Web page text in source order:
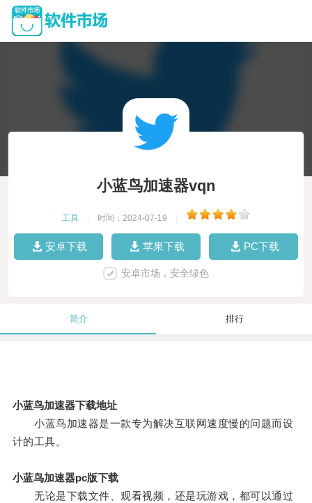
小蓝鸟加速器vqn
工具 时间：2024-07-19
安卓下载 苹果下载 PC下载
安卓市场，安全绿色
简介 排行
小蓝鸟加速器下载地址
小蓝鸟加速器是一款专为解决互联网速度慢的问题而设
计的工具。
小蓝鸟加速器pc版下载
无论是下载文件、观看视频，还是玩游戏，都可以通过